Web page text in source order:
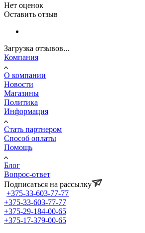
Нет оценок
Оставить отзыв
Загрузка отзывов...
Компания
О компании
Новости
Магазины
Политика
Информация
Стать партнером
Способ оплаты
Помощь
Блог
Вопрос-ответ
Подписаться на рассылку
+375-33-603-77-77
+375-33-603-77-77
+375-29-184-00-65
+375-17-379-00-65